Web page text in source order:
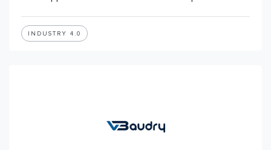
INDUSTRY 4.0